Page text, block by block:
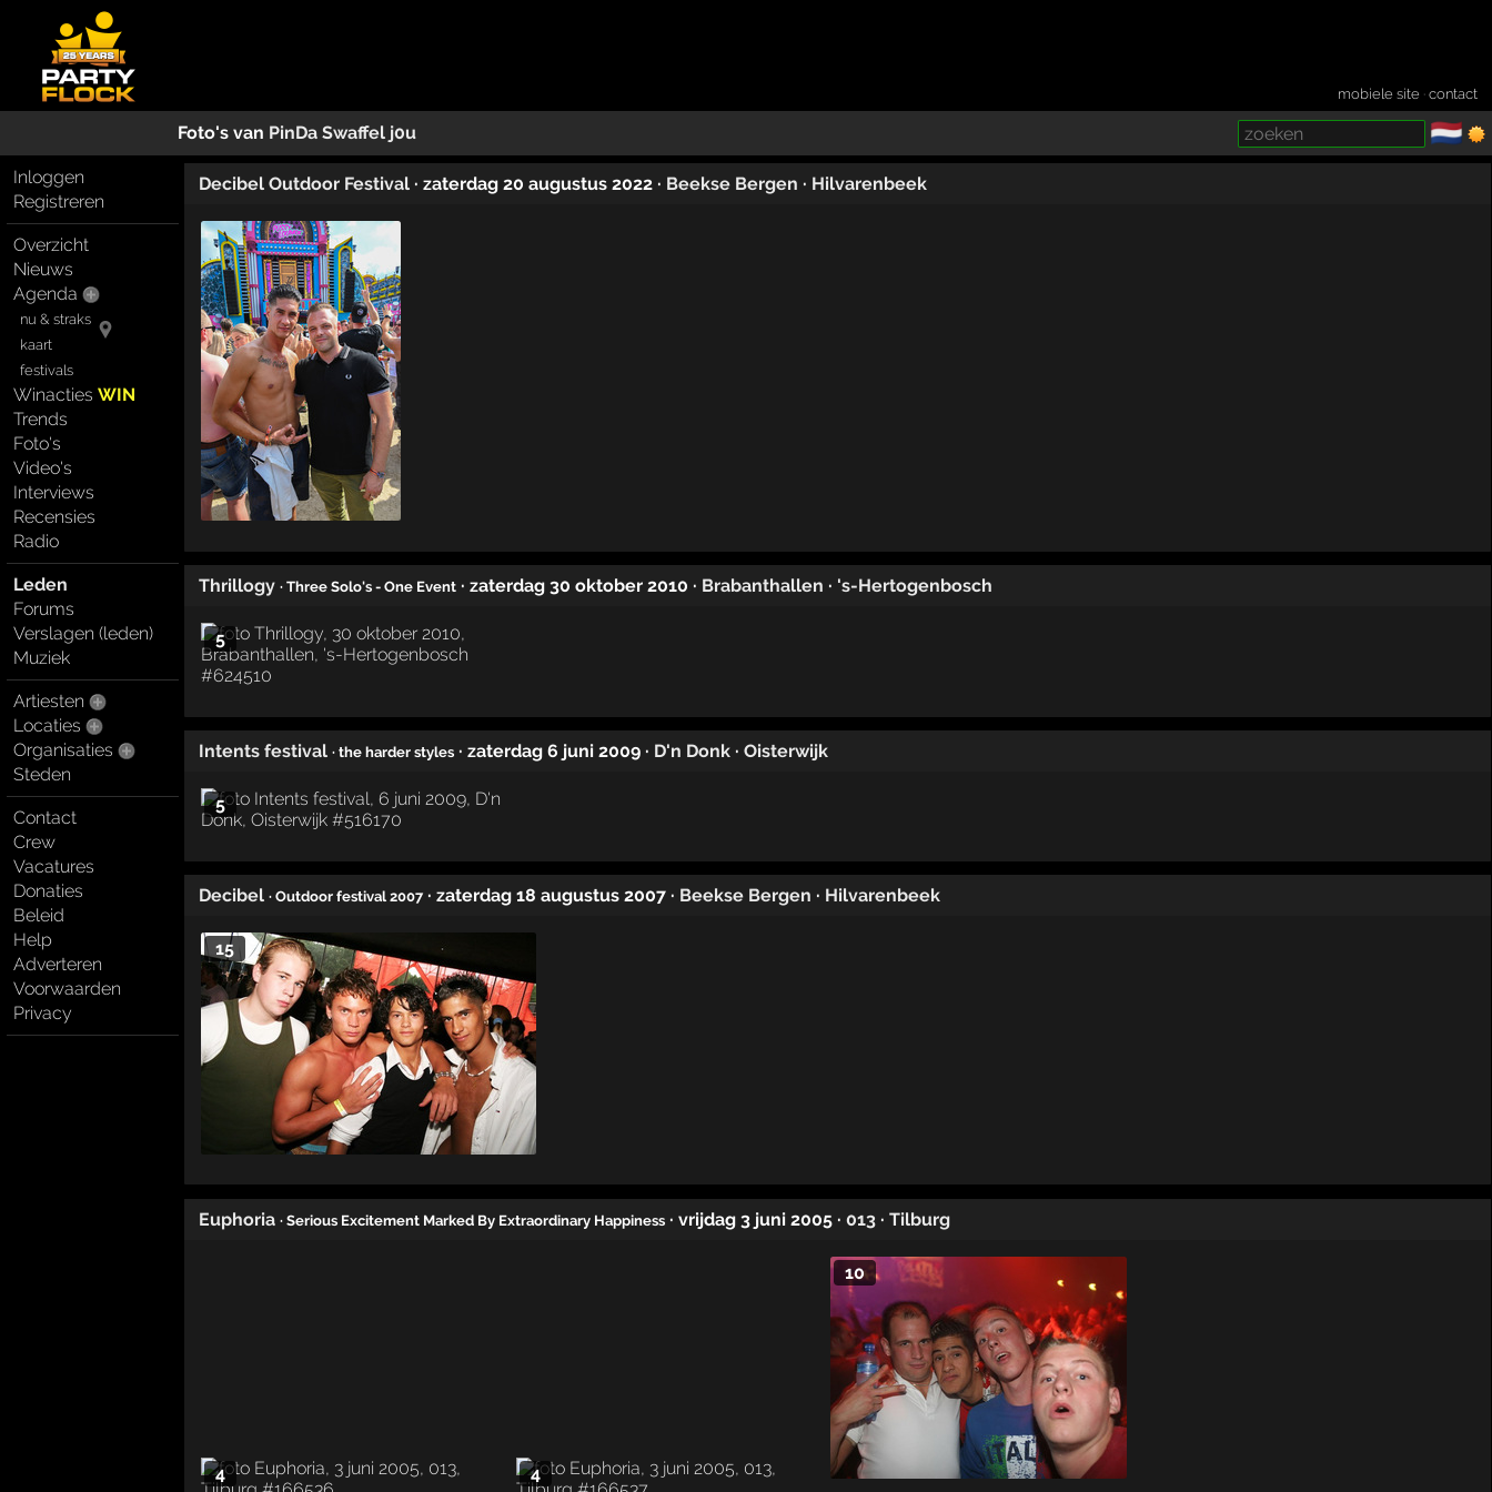
mobiele site ·contact
Foto's van PinDa Swaffel j0u 🇳🇱
Inloggen
Registreren
Overzicht
Nieuws
Agenda
nu & straks
kaart
festivals
WinactiesWIN
Trends
Foto's
Video's
Interviews
Recensies
Radio
Leden
Forums
Verslagen (leden)
Muziek
Artiesten
Locaties
Organisaties
Steden
Contact
Crew
Vacatures
Donaties
Beleid
Help
Adverteren
Voorwaarden
Privacy
Decibel Outdoor Festival · zaterdag 20 augustus 2022 · Beekse Bergen · Hilvarenbeek
Thrillogy · Three Solo's - One Event · zaterdag 30 oktober 2010 · Brabanthallen · 's-Hertogenbosch
5
Intents festival · the harder styles · zaterdag 6 juni 2009 · D'n Donk · Oisterwijk
5
Decibel · Outdoor festival 2007 · zaterdag 18 augustus 2007 · Beekse Bergen · Hilvarenbeek
15
Euphoria · Serious Excitement Marked By Extraordinary Happiness · vrijdag 3 juni 2005 · 013 · Tilburg
4 4
10